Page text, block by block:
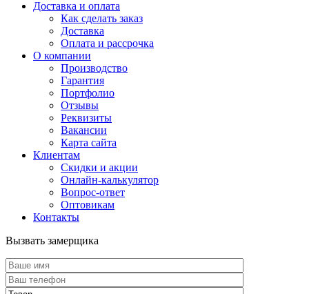
Доставка и оплата
Как сделать заказ
Доставка
Оплата и рассрочка
О компании
Производство
Гарантия
Портфолио
Отзывы
Реквизиты
Вакансии
Карта сайта
Клиентам
Скидки и акции
Онлайн-калькулятор
Вопрос-ответ
Оптовикам
Контакты
Вызвать замерщика